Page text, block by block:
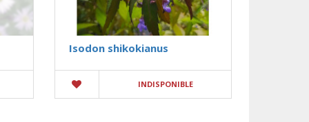
Isodon shikokianus
INDISPONIBLE